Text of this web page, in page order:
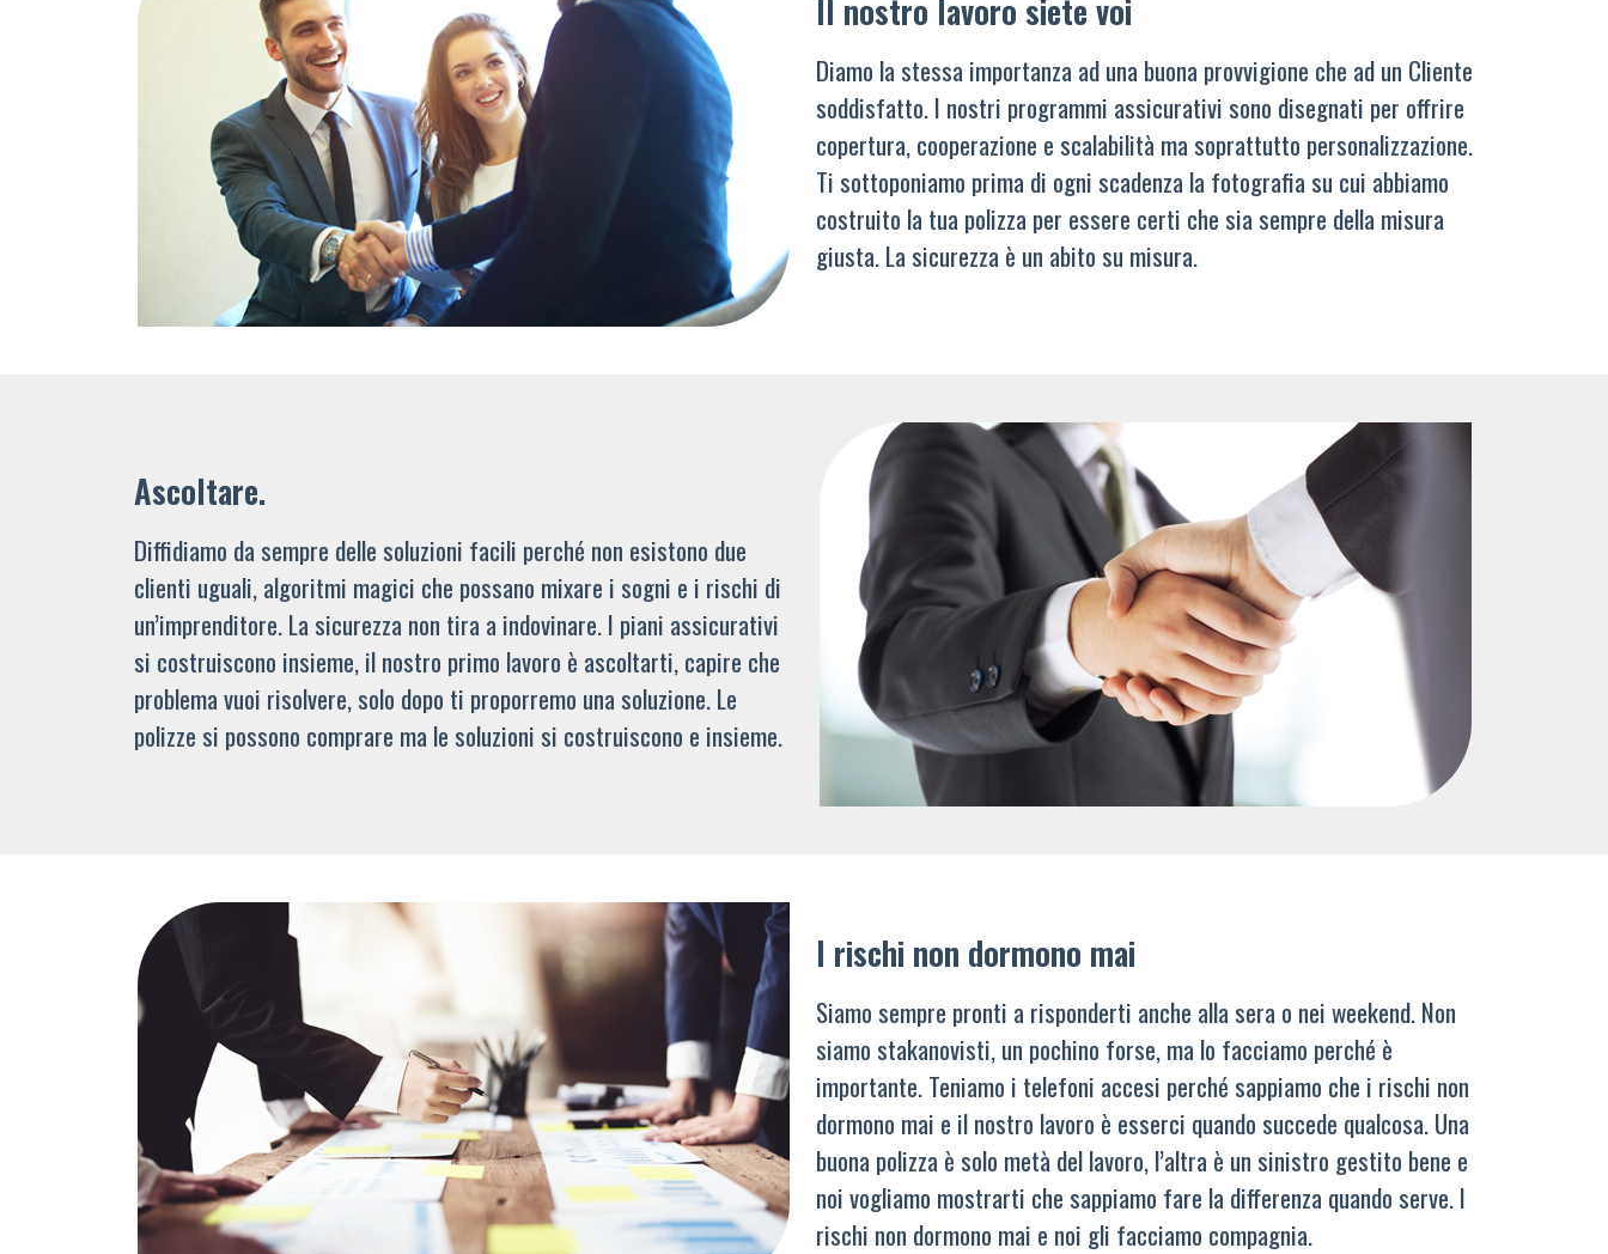
Il nostro lavoro siete voi
Diamo la stessa importanza ad una buona provvigione che ad un Cliente
soddisfatto. I nostri programmi assicurativi sono disegnati per offrire
copertura, cooperazione e scalabilità ma soprattutto personalizzazione.
Ti sottoponiamo prima di ogni scadenza la fotografia su cui abbiamo
costruito la tua polizza per essere certi che sia sempre della misura
giusta. La sicurezza è un abito su misura.
Ascoltare.
Diffidiamo da sempre delle soluzioni facili perché non esistono due
clienti uguali, algoritmi magici che possano mixare i sogni e i rischi di
un’imprenditore. La sicurezza non tira a indovinare. I piani assicurativi
si costruiscono insieme, il nostro primo lavoro è ascoltarti, capire che
problema vuoi risolvere, solo dopo ti proporremo una soluzione. Le
polizze si possono comprare ma le soluzioni si costruiscono e insieme.
I rischi non dormono mai
Siamo sempre pronti a risponderti anche alla sera o nei weekend. Non
siamo stakanovisti, un pochino forse, ma lo facciamo perché è
importante. Teniamo i telefoni accesi perché sappiamo che i rischi non
dormono mai e il nostro lavoro è esserci quando succede qualcosa. Una
buona polizza è solo metà del lavoro, l’altra è un sinistro gestito bene e
noi vogliamo mostrarti che sappiamo fare la differenza quando serve. I
rischi non dormono mai e noi gli facciamo compagnia.